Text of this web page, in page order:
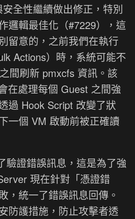
安全性繼續做出修正，特別
邏輯最佳化（#7229），這
留意的，之前我們在執行
Actions）時，系統可能不
間刷新 pmxcfs 資訊。該
在處理每個 Guest 之間強
過 Hook Script 改變了狀
一個 VM 啟動前被正確讀
驗證錯誤訊息，這是為了強
現在針對「憑證錯
，統一了錯誤訊息回傳。
防護措施，防止攻擊者透